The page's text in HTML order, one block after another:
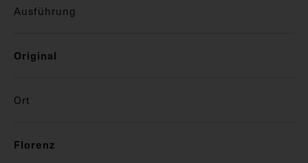
Ausführung
Original
Ort
Florenz